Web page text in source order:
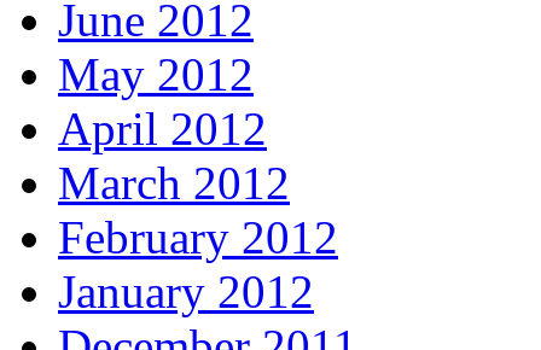
June 2012
May 2012
April 2012
March 2012
February 2012
January 2012